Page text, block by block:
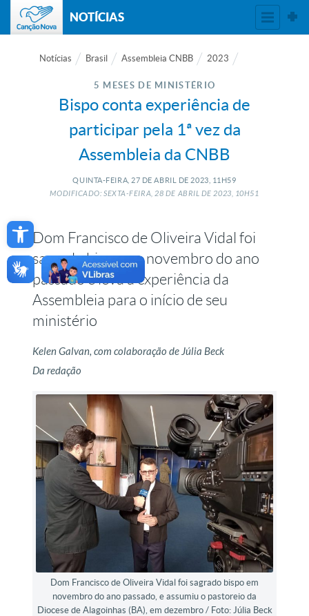
Open toolbar
NOTÍCIAS
Notícias Brasil Assembleia CNBB 2023
5 MESES DE MINISTÉRIO
Bispo conta experiência de
participar pela 1ª vez da
Assembleia da CNBB
QUINTA-FEIRA, 27 DE ABRIL DE 2023, 11H59
MODIFICADO: SEXTA-FEIRA, 28 DE ABRIL DE2023, 10H51
Dom Francisco de Oliveira Vidal foi
sagrado bispo em novembro do ano
passado e leva a experiência da
Assembleia para o início de seu
ministério
Kelen Galvan, com colaboração de Júlia Beck
Da redação
Dom Francisco de Oliveira Vidal foi sagrado bispo em
novembro do ano passado, e assumiu o pastoreio da
Diocese de Alagoinhas (BA), em dezembro / Foto: Júlia Beck